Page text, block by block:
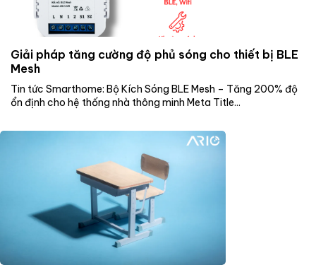
Giải pháp tăng cường độ phủ sóng cho thiết bị BLE
Mesh
Tin tức Smarthome: Bộ Kích Sóng BLE Mesh – Tăng 200% độ
ổn định cho hệ thống nhà thông minh Meta Title...